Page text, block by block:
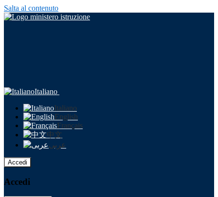
Salta al contenuto
Italiano
Italiano
English
Français
中文
عربى
Accedi
Accedi